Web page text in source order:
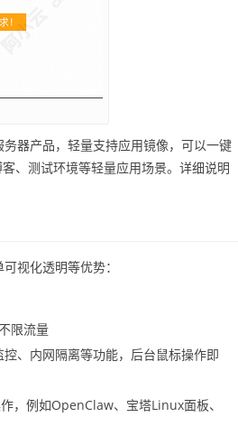
器产品，轻量支持应用镜像，可以一键
、测试环境等轻量应用场景。详细说明
视化透明等优势：
限流量
、内网隔离等功能，后台鼠标操作即
，例如OpenClaw、宝塔Linux面板、